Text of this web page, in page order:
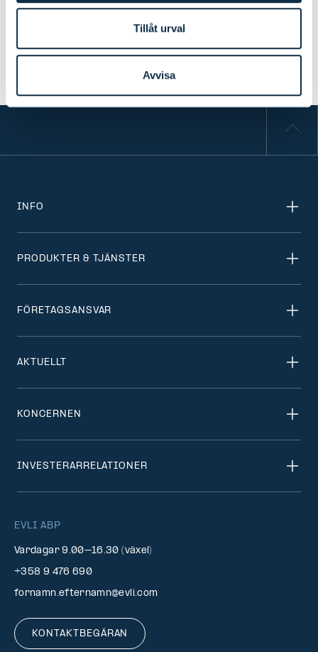
Tillåt urval
Avvisa
tionde gången
NYHETER|UTMÄRKELSER|25.06.2026
EVLI ABP
Vardagar 9.00–16.30 (växel)
+358 9 476 690
fornamn.efternamn@evli.com
KONTAKTBEGÄRAN
INFO
PRODUKTER & TJÄNSTER
FÖRETAGSANSVAR
AKTUELLT
KONCERNEN
INVESTERARRELATIONER